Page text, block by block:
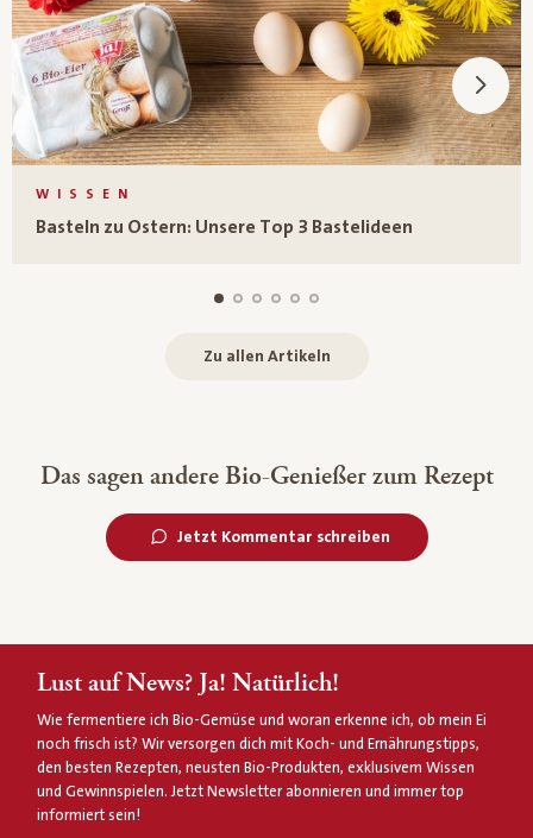
WISSEN
Basteln zu Ostern: Unsere Top 3 Bastelideen
Zu allen Artikeln
Das sagen andere Bio-Genießer zum Rezept
Jetzt Kommentar schreiben
Lust auf News? Ja! Natürlich!
Wie fermentiere ich Bio-Gemüse und woran erkenne ich, ob mein Ei
noch frisch ist? Wir versorgen dich mit Koch- und Ernährungstipps,
den besten Rezepten, neusten Bio-Produkten, exklusivem Wissen
und Gewinnspielen. Jetzt Newsletter abonnieren und immer top
informiert sein!